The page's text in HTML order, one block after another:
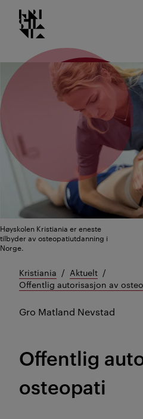
Gå
til
innhold
Kristiania logo
Høyskolen Kristiania er eneste
tilbyder av osteopatiutdanning i
Norge.
Kristiania
Aktuelt
Offentlig autorisasjon av
Gro Matland Nevstad
Offentlig
osteopati